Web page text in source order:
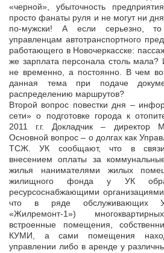
«черной», убыточность
просто фанаты руля и не могут ни
по-мужски! А если серьезно,
управленцам автотранспортного
работающего в Новочеркасске:
же зарплата персонала столь
не временно, а постоянно. В чем
данная тема при подаче
распределению маршрутов?
Второй вопрос повестки дня –
сети» о подготовке города к
2011 г.г. Докладчик – директор
Основной вопрос – о долгах как
ТСЖ. УК сообщают, что в связи
внесением оплаты за
жилья нанимателями жилых
жилищного фонда у УК
ресурсоснабжающими
что в ряде обслуживающих
«Жилремонт-1»)
встроенные помещения,
КУМИ, а сами помещения
управлении либо в аренде у